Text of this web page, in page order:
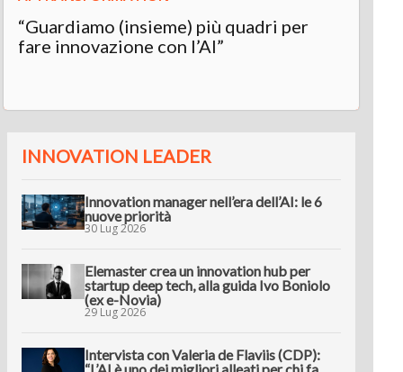
“Guardiamo (insieme) più quadri per
fare innovazione con l’AI”
INNOVATION LEADER
Innovation manager nell’era dell’AI: le 6
nuove priorità
30 Lug 2026
Elemaster crea un innovation hub per
startup deep tech, alla guida Ivo Boniolo
(ex e-Novia)
29 Lug 2026
Intervista con Valeria de Flaviis (CDP):
“L’AI è uno dei migliori alleati per chi fa